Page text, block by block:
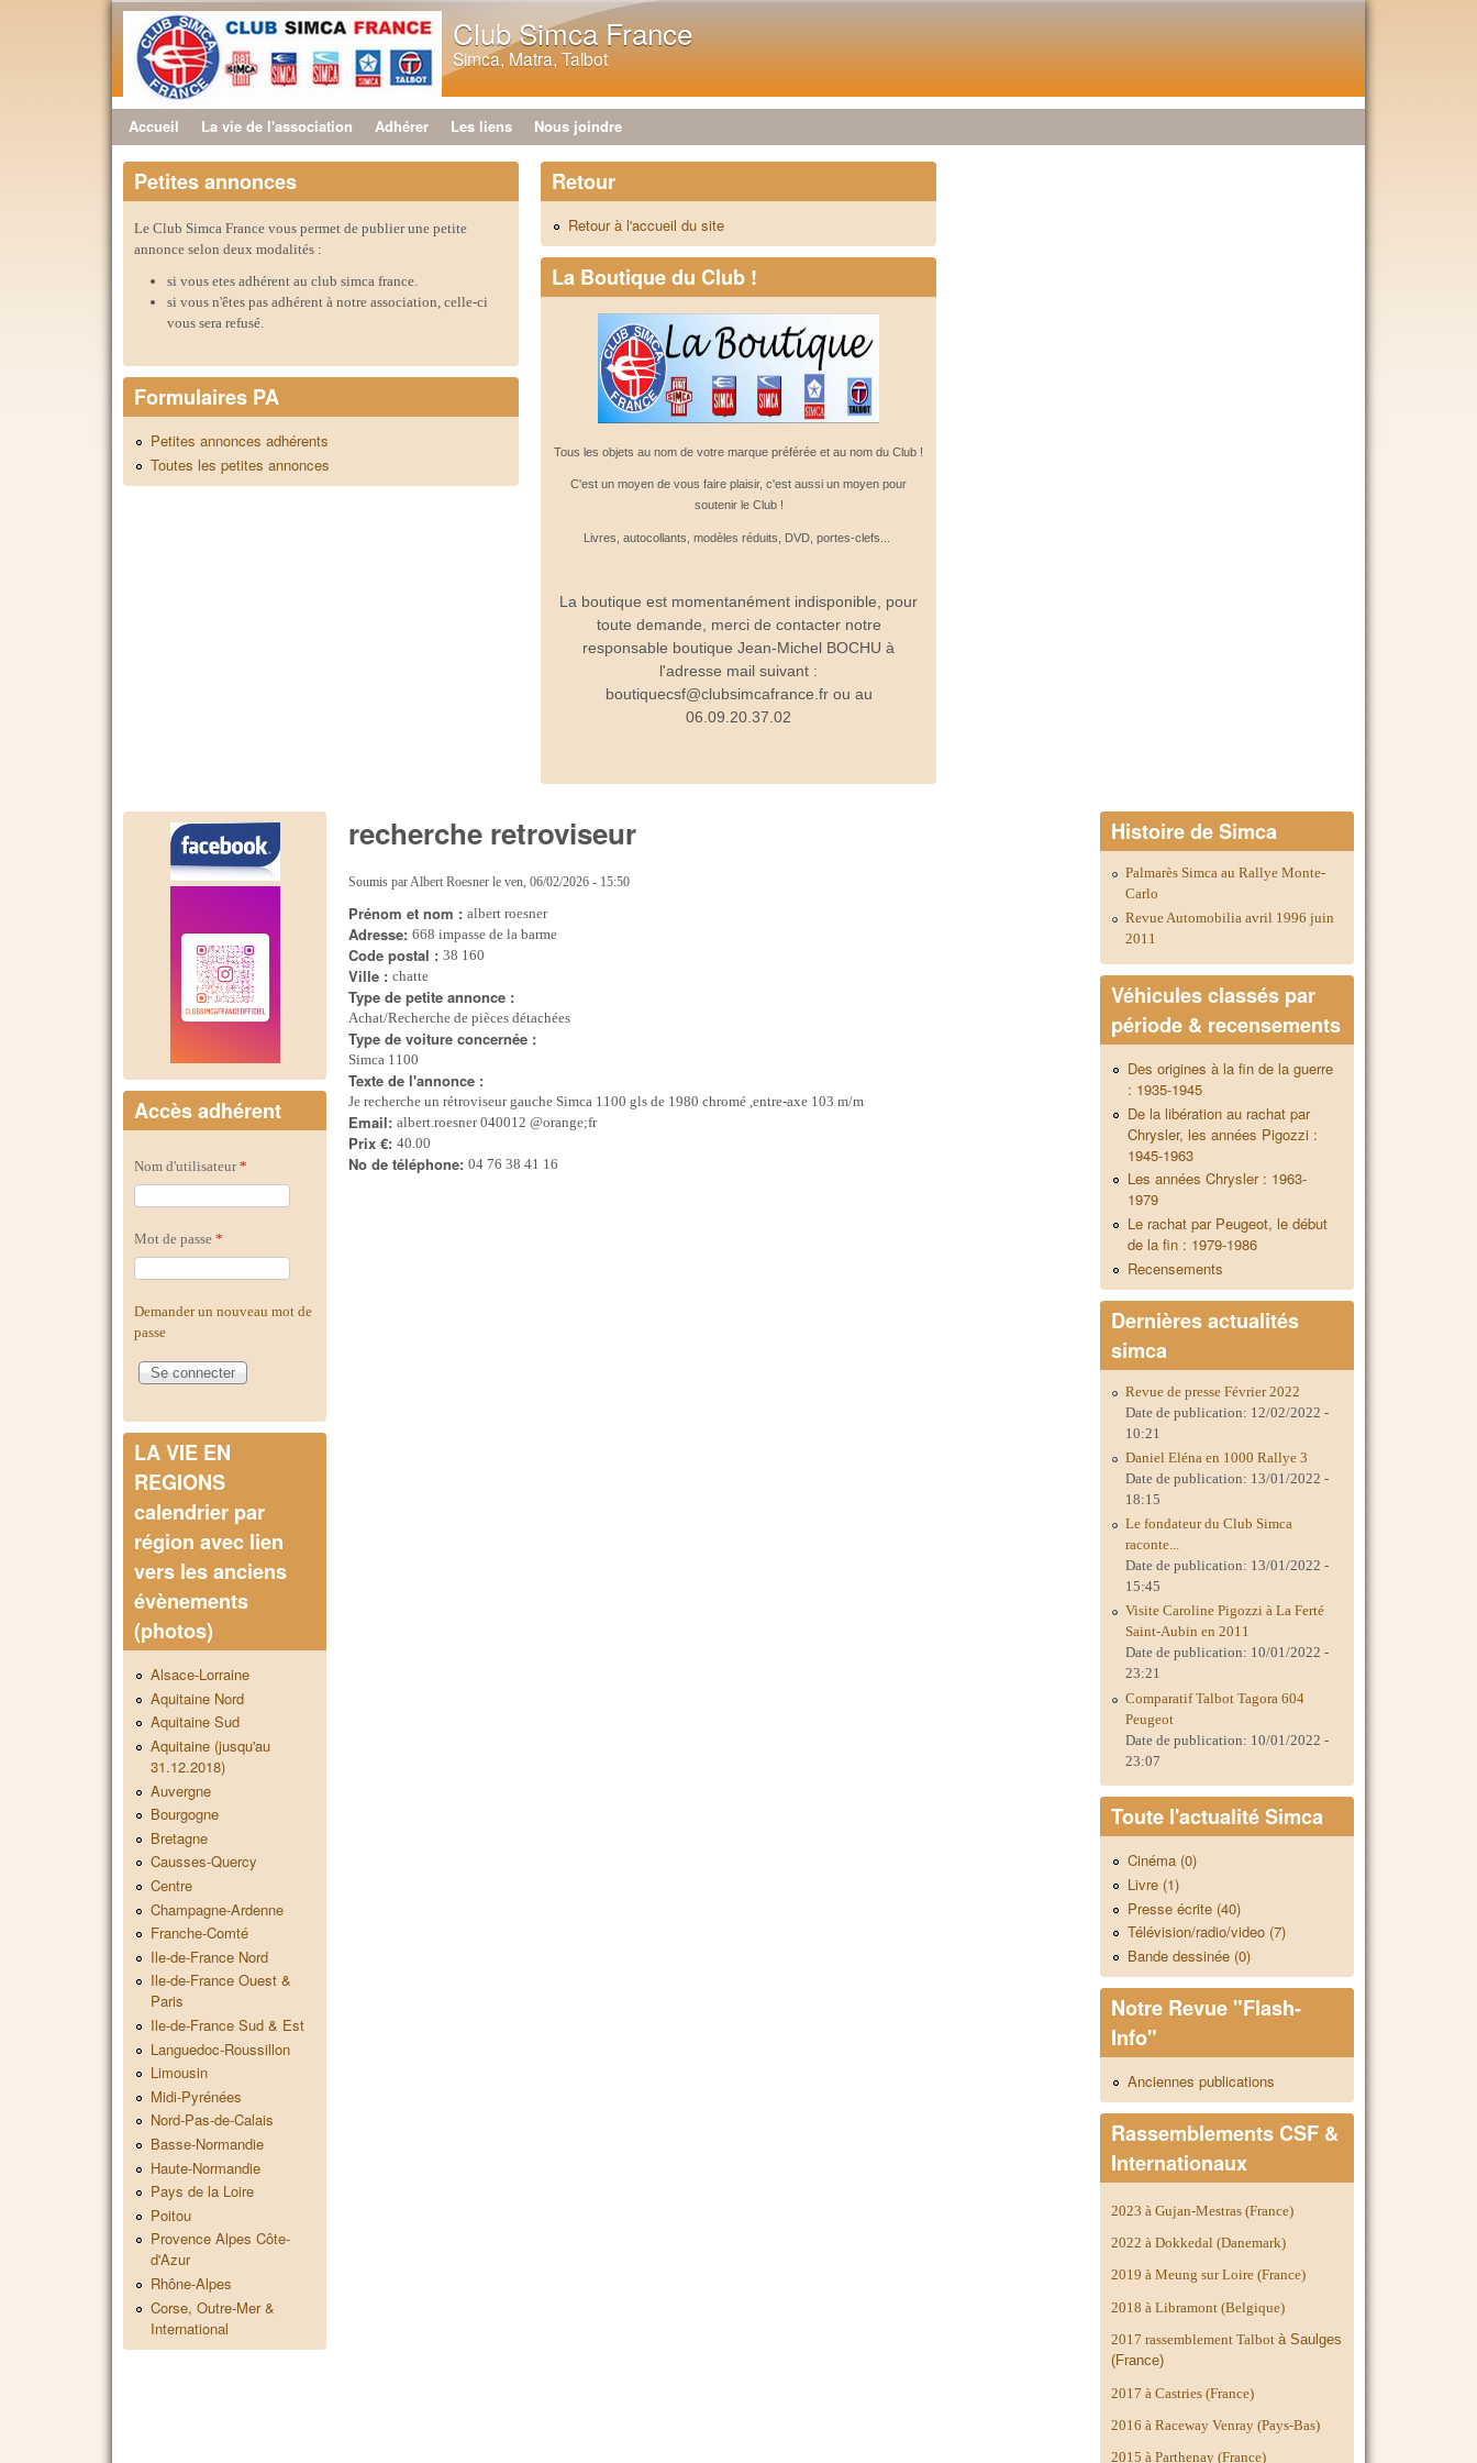
Club Simca France
Simca, Matra, Talbot
Menu principal
Accueil La vie de l'association Adhérer Les liens Nous joindre
Petites annonces
Le Club Simca France vous permet de publier une petite
annonce selon deux modalités :
si vous etes adhérent au club simca france.
si vous n'êtes pas adhérent à notre association, celle-ci
vous sera refusé.
Formulaires PA
Petites annonces adhérents
Toutes les petites annonces
Retour
Retour à l'accueil du site
La Boutique du Club !
Tous les objets au nom de votre marque préférée et au nom du Club !
C'est un moyen de vous faire plaisir, c'est aussi un moyen pour
soutenir le Club !
Livres, autocollants, modèles réduits, DVD, portes-clefs...
La boutique est momentanément indisponible, pour
toute demande, merci de contacter notre
responsable boutique Jean-Michel BOCHU à
l'adresse mail suivant :
boutiquecsf@clubsimcafrance.fr ou au
06.09.20.37.02
recherche retroviseur
Soumis parAlbert Roesner leven, 06/02/2026 - 15:50
Prénom et nom :albert roesner
Adresse:668 impasse de la barme
Code postal :38 160
Ville :chatte
Type de petite annonce :
Achat/Recherche de pièces détachées
Type de voiture concernée :
Simca 1100
Texte de l'annonce :
Je recherche un rétroviseur gauche Simca 1100 gls de 1980 chromé ,entre-axe 103 m/m
Email:albert.roesner 040012 @orange;fr
Prix €:40.00
No de téléphone:04 76 38 41 16
Accès adhérent
Nom d'utilisateur*
Mot de passe *
Demander un nouveau mot de
passe
LA VIE EN
REGIONS
calendrier par
région avec lien
vers les anciens
évènements
(photos)
Alsace-Lorraine
Aquitaine Nord
Aquitaine Sud
Aquitaine (jusqu'au
31.12.2018)
Auvergne
Bourgogne
Bretagne
Causses-Quercy
Centre
Champagne-Ardenne
Franche-Comté
Ile-de-France Nord
Ile-de-France Ouest &
Paris
Ile-de-France Sud & Est
Languedoc-Roussillon
Limousin
Midi-Pyrénées
Nord-Pas-de-Calais
Basse-Normandie
Haute-Normandie
Pays de la Loire
Poitou
Provence Alpes Côte-
d'Azur
Rhône-Alpes
Corse, Outre-Mer &
International
Histoire de Simca
Palmarès Simca au Rallye Monte-
Carlo
Revue Automobilia avril 1996 juin
2011
Véhicules classés par
période & recensements
Des origines à la fin de la guerre
: 1935-1945
De la libération au rachat par
Chrysler, les années Pigozzi :
1945-1963
Les années Chrysler : 1963-
1979
Le rachat par Peugeot, le début
de la fin : 1979-1986
Recensements
Dernières actualités
simca
Revue de presse Février 2022
Date de publication: 12/02/2022 -
10:21
Daniel Eléna en 1000 Rallye 3
Date de publication: 13/01/2022 -
18:15
Le fondateur du Club Simca
raconte...
Date de publication: 13/01/2022 -
15:45
Visite Caroline Pigozzi à La Ferté
Saint-Aubin en 2011
Date de publication: 10/01/2022 -
23:21
Comparatif Talbot Tagora 604
Peugeot
Date de publication: 10/01/2022 -
23:07
Toute l'actualité Simca
Cinéma (0)
Livre (1)
Presse écrite (40)
Télévision/radio/video (7)
Bande dessinée (0)
Notre Revue "Flash-
Info"
Anciennes publications
Rassemblements CSF &
Internationaux
2023 à Gujan-Mestras (France)
2022 à Dokkedal (Danemark)
2019 à Meung sur Loire (France)
2018 à Libramont (Belgique)
2017 rassemblement Talbotà Saulges
(France)
2017 à Castries (France)
2016 à Raceway Venray (Pays-Bas)
2015 à Parthenay (France)